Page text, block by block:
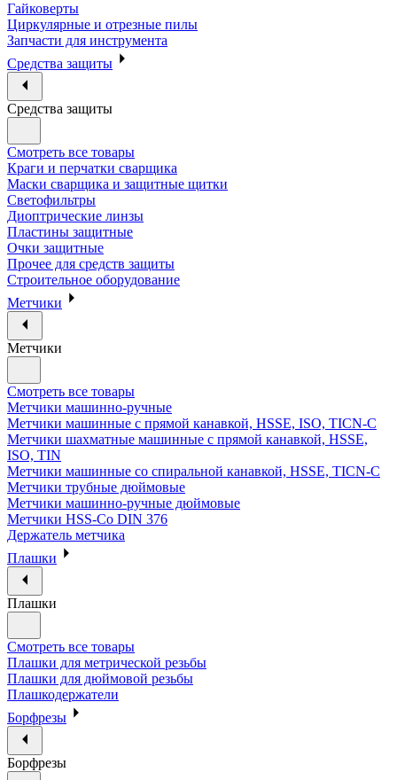
Гайковерты
Циркулярные и отрезные пилы
Запчасти для инструмента
Средства защиты
Средства защиты
Смотреть все товары
Краги и перчатки сварщика
Маски сварщика и защитные щитки
Светофильтры
Диоптрические линзы
Пластины защитные
Очки защитные
Прочее для средств защиты
Строительное оборудование
Метчики
Метчики
Смотреть все товары
Метчики машинно-ручные
Метчики машинные с прямой канавкой, HSSE, ISO, TICN-C
Метчики шахматные машинные с прямой канавкой, HSSE,
ISO, TIN
Метчики машинные со спиральной канавкой, HSSE, TICN-C
Метчики трубные дюймовые
Метчики машинно-ручные дюймовые
Метчики HSS-Co DIN 376
Держатель метчика
Плашки
Плашки
Смотреть все товары
Плашки для метрической резьбы
Плашки для дюймовой резьбы
Плашкодержатели
Борфрезы
Борфрезы